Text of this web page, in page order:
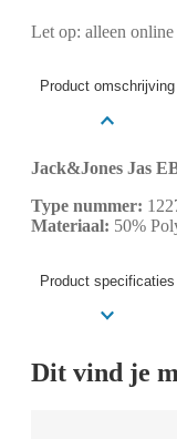
Let op: alleen
Product omschrijving
Jack&Jones Jas
Type nummer:
Materiaal: 50%
Product specificaties
Dit vind je